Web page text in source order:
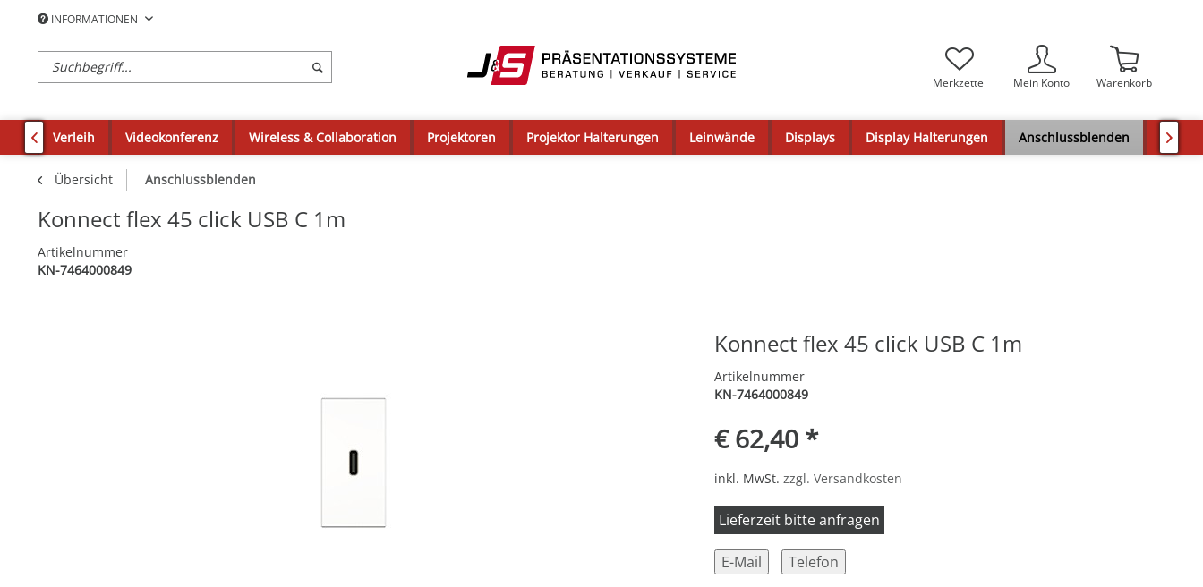
INFORMATIONEN
Merkzettel Mein Konto Warenkorb
Verleih Videokonferenz Wireless & Collaboration Projektoren Projektor Halterungen Leinwände Displays Display Halterungen Anschlussblenden
 
Übersicht Anschlussblenden
Konnect flex 45 click USB C 1m
Artikelnummer
KN-7464000849
Konnect flex 45 click USB C 1m
Artikelnummer
KN-7464000849
€ 62,40 *
inkl. MwSt. zzgl. Versandkosten
Lieferzeit bitte anfragen
E-Mail Telefon